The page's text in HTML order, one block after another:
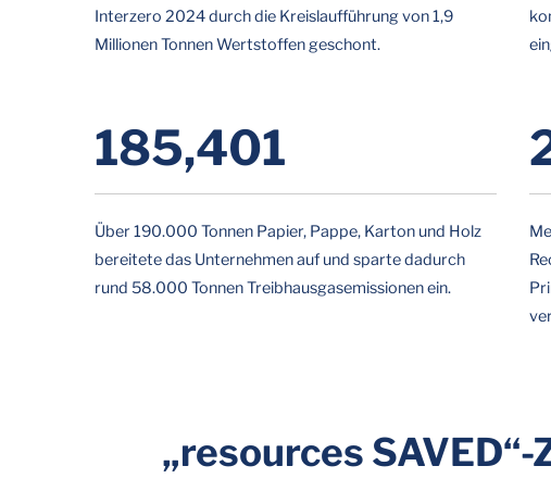
Interzero 2024 durch die Kreislaufführung von 1,9
Millionen Tonnen Wertstoffen geschont.
190,839
Über 190.000 Tonnen Papier, Pappe, Karton und Holz
bereitete das Unternehmen auf und sparte dadurch
rund 58.000 Tonnen Treibhausgasemissionen ein.
„resources